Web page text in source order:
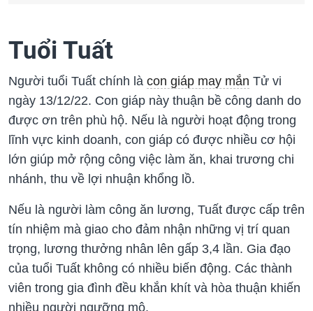
Tuổi Tuất
Người tuổi Tuất chính là con giáp may mắn Tử vi
ngày 13/12/22. Con giáp này thuận bề công danh do
được ơn trên phù hộ. Nếu là người hoạt động trong
lĩnh vực kinh doanh, con giáp có được nhiều cơ hội
lớn giúp mở rộng công việc làm ăn, khai trương chi
nhánh, thu về lợi nhuận khổng lồ.
Nếu là người làm công ăn lương, Tuất được cấp trên
tín nhiệm mà giao cho đảm nhận những vị trí quan
trọng, lương thưởng nhân lên gấp 3,4 lần. Gia đạo
của tuổi Tuất không có nhiều biến động. Các thành
viên trong gia đình đều khắn khít và hòa thuận khiến
nhiều người ngưỡng mộ.